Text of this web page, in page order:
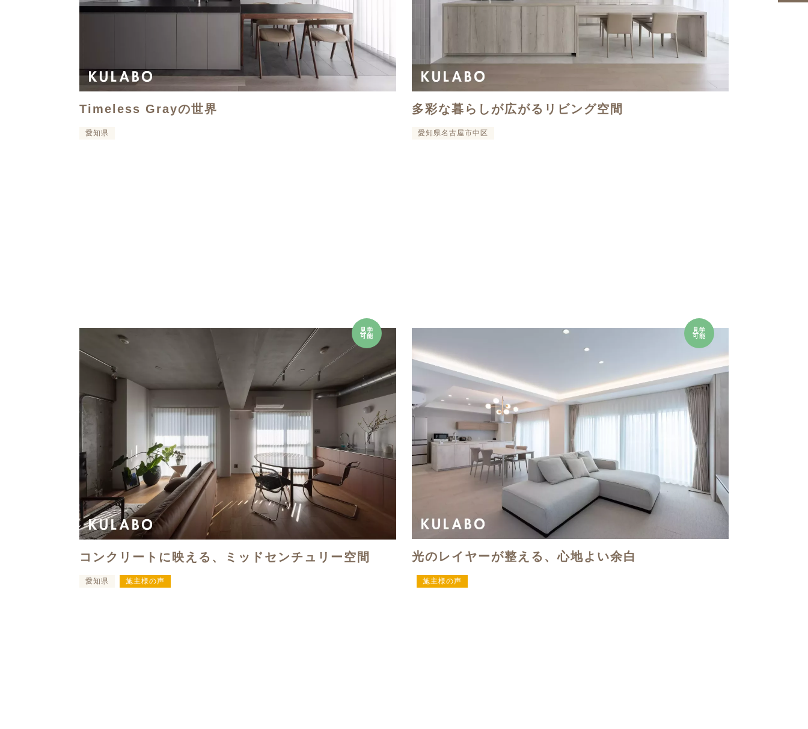
Timeless Grayの世界
愛知県
多彩な暮らしが広がるリビング空間
愛知県名古屋市中区
見学
可能
コンクリートに映える、ミッドセンチュリー空間
愛知県 施主様の声
見学
可能
光のレイヤーが整える、心地よい余白
施主様の声